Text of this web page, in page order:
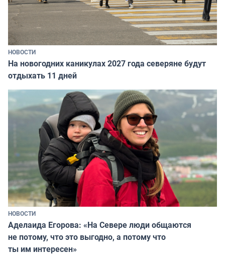
НОВОСТИ
На новогодних каникулах 2027 года северяне будут
отдыхать 11 дней
НОВОСТИ
Аделаида Егорова: «На Севере люди общаются
не потому, что это выгодно, а потому что
ты им интересен»